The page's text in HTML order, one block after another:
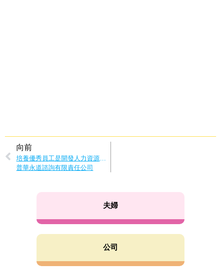
向前
培養優秀員工是開發人力資源的絕佳機會！ 由男性培育而生的內在良性迴圈
普華永道諮詢有限責任公司
夫婦
公司